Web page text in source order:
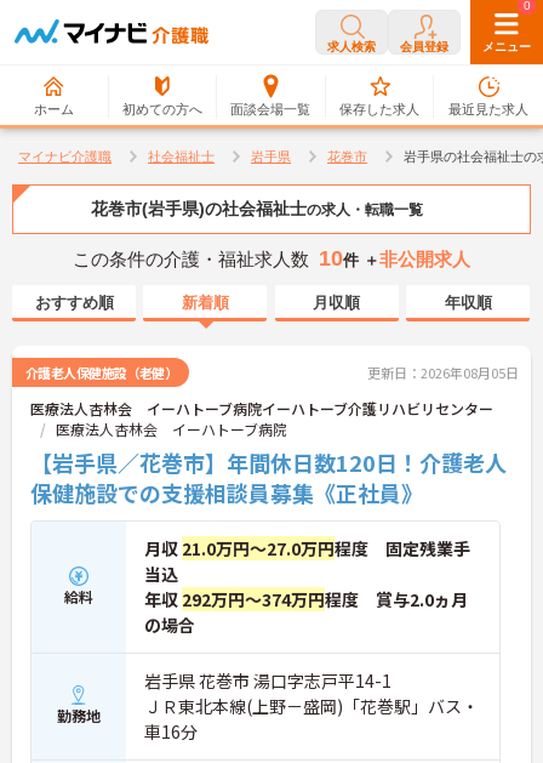
求人検索 会員登録 メニュー
ホーム 初めての方へ 面談会場一覧
0
保存した求人
0
最近見た求人
マイナビ介護職 社会福祉士 岩手県 花巻市 岩手県の社会福祉士の
花巻市(岩手県)の社会福祉士の求人・転職一覧
この条件の介護・福祉求人数 10件 ＋非公開求人
おすすめ順 新着順 月収順 年収順
介護老人保健施設（老健） 更新日：2026年08月05日
医療法人杏林会 イーハトーブ病院イーハトーブ介護リハビリセンター
医療法人杏林会 イーハトーブ病院
【岩手県／花巻市】年間休日数120日！介護老人
保健施設での支援相談員募集《正社員》
給料
月収 21.0万円～27.0万円程度 固定残業手
当込
年収 292万円～374万円程度 賞与2.0ヵ月
の場合
勤務地
岩手県 花巻市 湯口字志戸平14-1
ＪＲ東北本線(上野－盛岡)「花巻駅」バス・
車16分